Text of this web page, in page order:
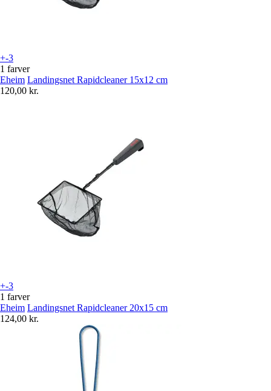
+-3
1 farver
Eheim Landingsnet Rapidcleaner 15x12 cm
120,00 kr.
+-3
1 farver
Eheim Landingsnet Rapidcleaner 20x15 cm
124,00 kr.